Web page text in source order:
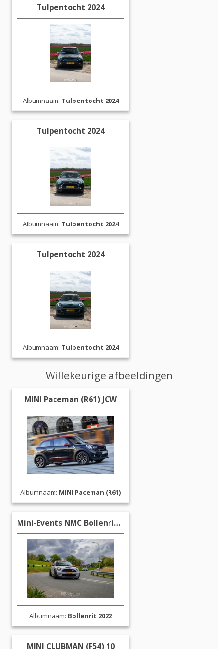
Tulpentocht 2024
Albumnaam: Tulpentocht 2024
Tulpentocht 2024
Albumnaam: Tulpentocht 2024
Tulpentocht 2024
Albumnaam: Tulpentocht 2024
Willekeurige afbeeldingen
MINI Paceman (R61) JCW
Albumnaam: MINI Paceman (R61)
Mini-Events NMC Bollenrit 2022 S1 HIGH 34
Albumnaam: Bollenrit 2022
MINI CLUBMAN (F54) 10